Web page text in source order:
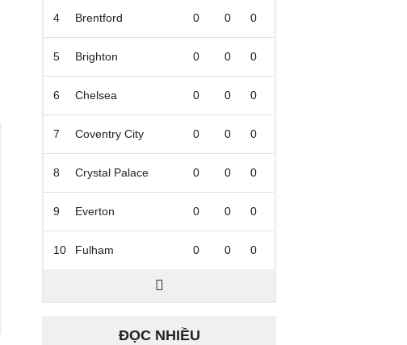
4 Brentford 0 0 0
5 Brighton 0 0 0
6 Chelsea 0 0 0
7 Coventry City 0 0 0
8 Crystal Palace 0 0 0
9 Everton 0 0 0
10 Fulham 0 0 0
ĐỌC NHIỀU